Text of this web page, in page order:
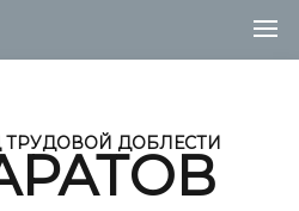
ТРУДОВОЙ ДОБЛЕСТИ